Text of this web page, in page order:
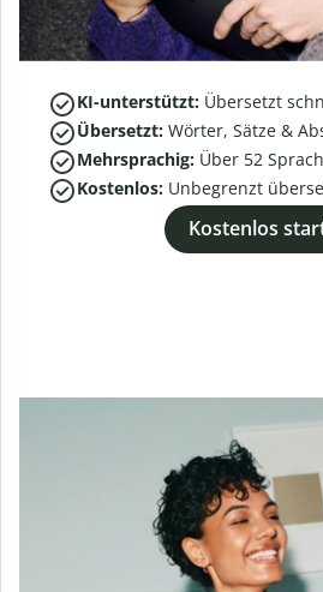
KI-unterstützt: Übersetzt
Übersetzt: Wörter, Sätze &
Mehrsprachig: Über 52
Kostenlos: Unbegrenzt
Kostenlos